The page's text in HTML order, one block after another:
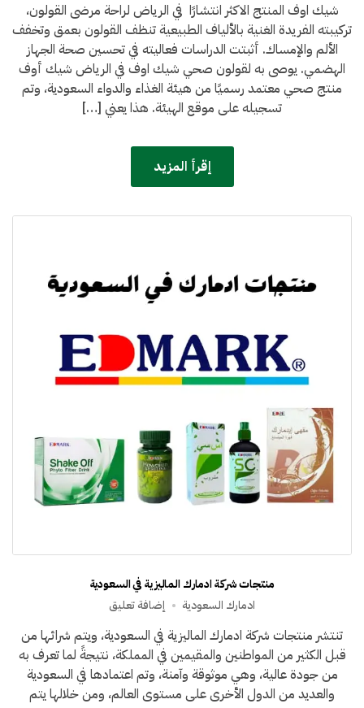
اوف
في
الرياض
شيك اوف المنتج الاكثر انتشارًا في الرياض لراحة مرضى القولون،
تركيبته الفريدة الغنية بالألياف الطبيعية تنظف القولون بعمق وتخفف
الألم والإمساك. أثبتت الدراسات فعاليته في تحسين صحة الجهاز
الهضمي. يوصى به لقولون صحي شيك اوف في الرياض شيك أوف
منتج صحي معتمد رسميًا من هيئة الغذاء والدواء السعودية، وتم
تسجيله على موقع الهيئة. هذا يعني […]
إقرأ المزيد
منتجات شركة ادمارك الماليزية في السعودية
ادمارك السعودية
إضافة تعليق
شركة
ادمارك
الماليزية
في
تنتشر منتجات شركة ادمارك الماليزية في السعودية، ويتم شرائها من
قبل الكثير من المواطنين والمقيمين في المملكة، نتيجةً لما تعرف به
من جودة عالية، وهي موثوقة وآمنة، وتم اعتمادها في السعودية
والعديد من الدول الأخرى على مستوى العالم، ومن خلالها يتم